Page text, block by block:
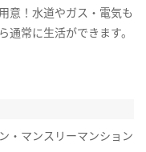
意！水道やガス・電気も
通常に生活ができます。
・マンスリーマンション